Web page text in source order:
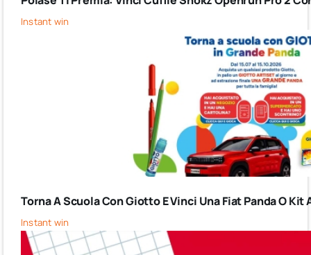
Instant win
Torna A Scuola Con Giotto E Vinci Una Fiat Panda O
Instant win